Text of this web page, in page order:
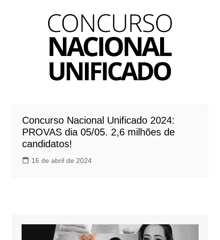
Concurso Nacional Unificado 2024:
PROVAS dia 05/05. 2,6 milhões de
candidatos!
16 de abril de 2024